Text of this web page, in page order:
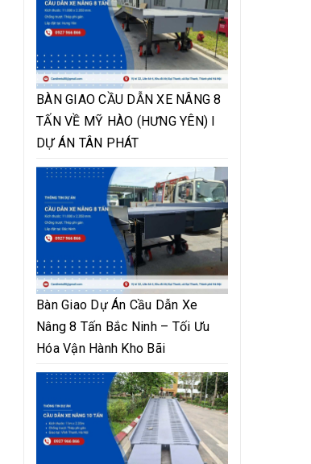
BÀN GIAO CẦU DẪN XE NÂNG 8
TẤN VỀ MỸ HÀO (HƯNG YÊN) I
DỰ ÁN TÂN PHÁT
Bàn Giao Dự Án Cầu Dẫn Xe
Nâng 8 Tấn Bắc Ninh – Tối Ưu
Hóa Vận Hành Kho Bãi